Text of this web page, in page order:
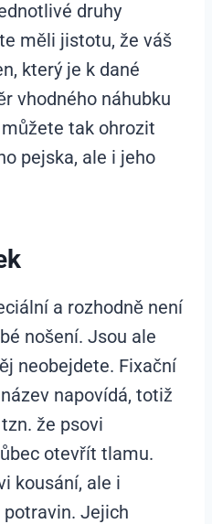
druhy
měli jistotu, že váš
který je k dané
vhodného náhubku
tak ohrozit
pejska, ale i jeho
a rozhodně není
nošení. Jsou ale
neobejdete. Fixační
napovídá, totiž
že psovi
otevřít tlamu.
kousání, ale i
Jejich